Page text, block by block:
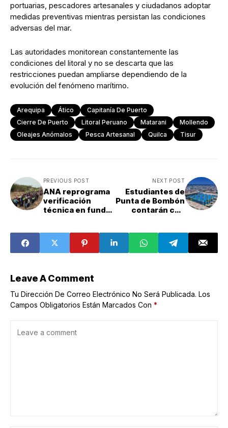
portuarias, pescadores artesanales y ciudadanos adoptar
medidas preventivas mientras persistan las condiciones
adversas del mar.
Las autoridades monitorean constantemente las
condiciones del litoral y no se descarta que las
restricciones puedan ampliarse dependiendo de la
evolución del fenómeno marítimo.
Arequipa Ático
Capitanía De Puerto
Cierre De Puerto
Litoral Peruano Matarani
Mollendo
Oleajes Anómalos
Pesca Artesanal Quilca Tisur
PREVIOUS POST
ANA reprograma
verificación
técnica en fundo
fallidos
NEXT POST
Estudiantes de
Punta de Bombón
contarán con
educativa
Leave A Comment
Tu Dirección De Correo Electrónico No Será Publicada. Los
Campos Obligatorios Están Marcados Con *